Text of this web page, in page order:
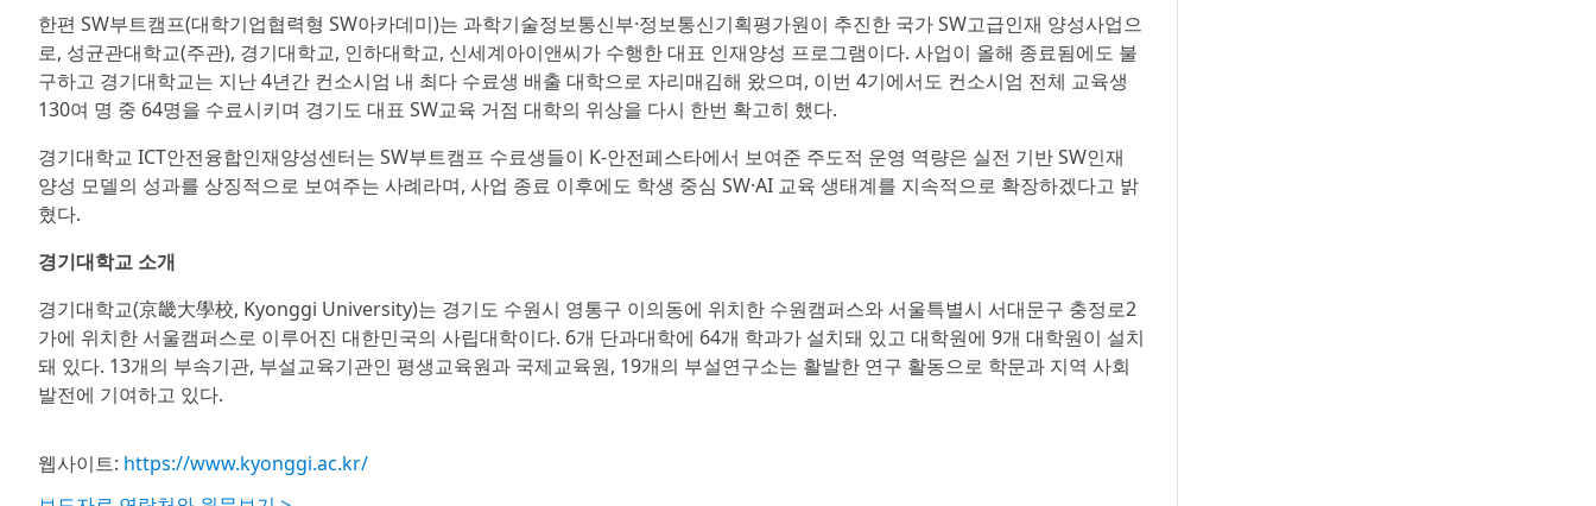
한편 SW부트캠프(대학기업협력형 SW아카데미)는 과학기술정보통신부·정보통신기획평가원이 추진한 국가 SW고급인재 양성사업으
로, 성균관대학교(주관), 경기대학교, 인하대학교, 신세계아이앤씨가 수행한 대표 인재양성 프로그램이다. 사업이 올해 종료됨에도 불
구하고 경기대학교는 지난 4년간 컨소시엄 내 최다 수료생 배출 대학으로 자리매김해 왔으며, 이번 4기에서도 컨소시엄 전체 교육생
130여 명 중 64명을 수료시키며 경기도 대표 SW교육 거점 대학의 위상을 다시 한번 확고히 했다.
경기대학교 ICT안전융합인재양성센터는 SW부트캠프 수료생들이 K-안전페스타에서 보여준 주도적 운영 역량은 실전 기반 SW인재
양성 모델의 성과를 상징적으로 보여주는 사례라며, 사업 종료 이후에도 학생 중심 SW·AI 교육 생태계를 지속적으로 확장하겠다고 밝
혔다.
경기대학교 소개
경기대학교(京畿大學校, Kyonggi University)는 경기도 수원시 영통구 이의동에 위치한 수원캠퍼스와 서울특별시 서대문구 충정로2
가에 위치한 서울캠퍼스로 이루어진 대한민국의 사립대학이다. 6개 단과대학에 64개 학과가 설치돼 있고 대학원에 9개 대학원이 설치
돼 있다. 13개의 부속기관, 부설교육기관인 평생교육원과 국제교육원, 19개의 부설연구소는 활발한 연구 활동으로 학문과 지역 사회
발전에 기여하고 있다.
웹사이트: https://www.kyonggi.ac.kr/